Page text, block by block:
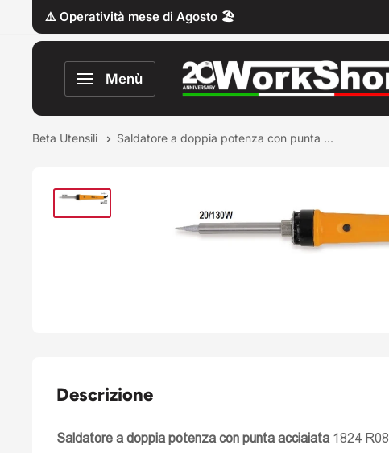
⚠️ Operatività mese di Agosto 🏖️
Menù
Work
Shop
Italy
Beta Utensili Saldatore a doppia potenza con punta ...
Descrizione
Saldatore a doppia potenza con punta acciaiata 1824 R08